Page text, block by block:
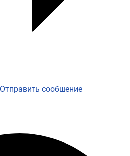
Отправить сообщение